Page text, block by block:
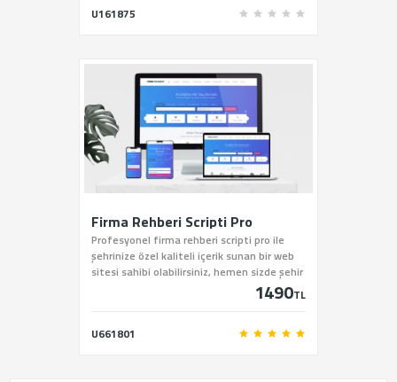
U161875
Firma Rehberi Scripti Pro
Profesyonel firma rehberi scripti pro ile
şehrinize özel kaliteli içerik sunan bir web
sitesi sahibi olabilirsiniz, hemen sizde şehir
rehberi scriptini sitemiz üzerinden satın
1490TL
U661801